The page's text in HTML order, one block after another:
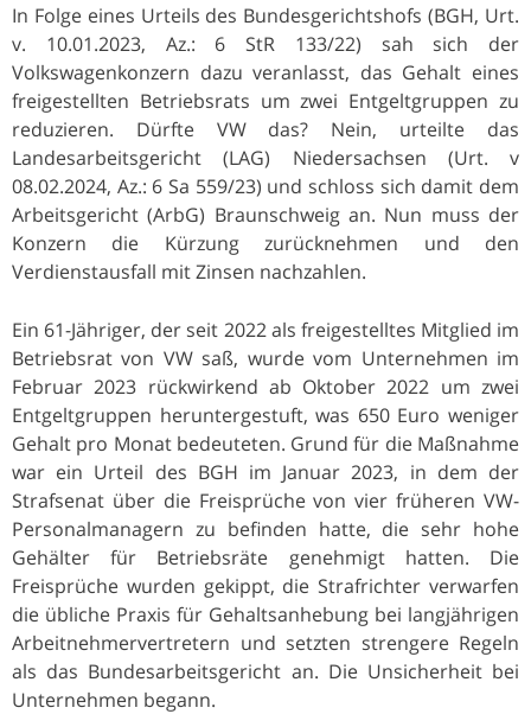
In Folge eines Urteils des Bundesgerichtshofs (BGH, Urt.
v. 10.01.2023, Az.: 6 StR 133/22) sah sich der
Volkswagenkonzern dazu veranlasst, das Gehalt eines
freigestellten Betriebsrats um zwei Entgeltgruppen zu
reduzieren. Dürfte VW das? Nein, urteilte das
Landesarbeitsgericht (LAG) Niedersachsen (Urt. v
08.02.2024, Az.: 6 Sa 559/23) und schloss sich damit dem
Arbeitsgericht (ArbG) Braunschweig an. Nun muss der
Konzern die Kürzung zurücknehmen und den
Verdienstausfall mit Zinsen nachzahlen.
Ein 61-Jähriger, der seit 2022 als freigestelltes Mitglied im
Betriebsrat von VW saß, wurde vom Unternehmen im
Februar 2023 rückwirkend ab Oktober 2022 um zwei
Entgeltgruppen heruntergestuft, was 650 Euro weniger
Gehalt pro Monat bedeuteten. Grund für die Maßnahme
war ein Urteil des BGH im Januar 2023, in dem der
Strafsenat über die Freisprüche von vier früheren VW-
Personalmanagern zu befinden hatte, die sehr hohe
Gehälter für Betriebsräte genehmigt hatten. Die
Freisprüche wurden gekippt, die Strafrichter verwarfen
die übliche Praxis für Gehaltsanhebung bei langjährigen
Arbeitnehmervertretern und setzten strengere Regeln
als das Bundesarbeitsgericht an. Die Unsicherheit bei
Unternehmen begann.